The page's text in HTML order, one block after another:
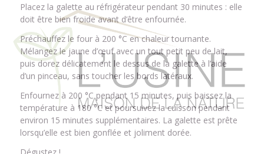
Placez la galette au réfrigérateur pendant 30 minutes : elle
doit être bien froide avant d’être enfournée.
Préchauffez le four à 200 °C en chaleur tournante.
Mélangez le jaune d’œuf avec un tout petit peu de lait,
puis dorez délicatement le dessus de la galette à l’aide
d’un pinceau, sans toucher les bords latéraux.
Enfournez à 200 °C pendant 15 minutes, puis baissez la
température à 180 °C et poursuivez la cuisson pendant
environ 15 minutes supplémentaires. La galette est prête
lorsqu’elle est bien gonflée et joliment dorée.
Dégustez !